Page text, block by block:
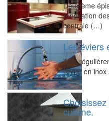
Deuxième
rénovation
centrale (…)
Les éviers
Très
l'évier en
cuisine.